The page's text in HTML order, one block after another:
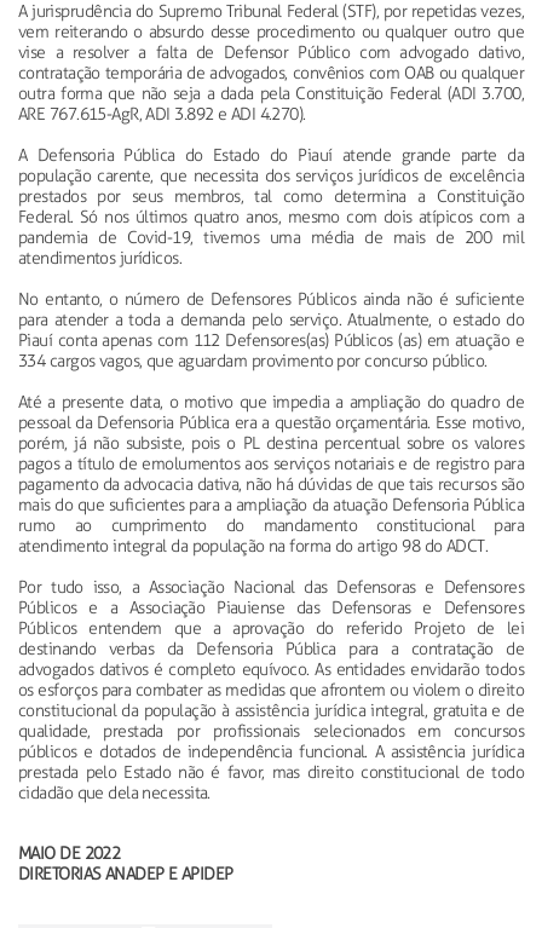
A jurisprudência do Supremo Tribunal Federal (STF), por repetidas vezes,
vem reiterando o absurdo desse procedimento ou qualquer outro que
vise a resolver a falta de Defensor Público com advogado dativo,
contratação temporária de advogados, convênios com OAB ou qualquer
outra forma que não seja a dada pela Constituição Federal (ADI 3.700,
ARE 767.615-AgR, ADI 3.892 e ADI 4.270).
A Defensoria Pública do Estado do Piauí atende grande parte da
população carente, que necessita dos serviços jurídicos de excelência
prestados por seus membros, tal como determina a Constituição
Federal. Só nos últimos quatro anos, mesmo com dois atípicos com a
pandemia de Covid-19, tivemos uma média de mais de 200 mil
atendimentos jurídicos.
No entanto, o número de Defensores Públicos ainda não é suficiente
para atender a toda a demanda pelo serviço. Atualmente, o estado do
Piauí conta apenas com 112 Defensores(as) Públicos (as) em atuação e
334 cargos vagos, que aguardam provimento por concurso público.
Até a presente data, o motivo que impedia a ampliação do quadro de
pessoal da Defensoria Pública era a questão orçamentária. Esse motivo,
porém, já não subsiste, pois o PL destina percentual sobre os valores
pagos a título de emolumentos aos serviços notariais e de registro para
pagamento da advocacia dativa, não há dúvidas de que tais recursos são
mais do que suficientes para a ampliação da atuação Defensoria Pública
rumo ao cumprimento do mandamento constitucional para
atendimento integral da população na forma do artigo 98 do ADCT.
Por tudo isso, a Associação Nacional das Defensoras e Defensores
Públicos e a Associação Piauiense das Defensoras e Defensores
Públicos entendem que a aprovação do referido Projeto de lei
destinando verbas da Defensoria Pública para a contratação de
advogados dativos é completo equívoco. As entidades envidarão todos
os esforços para combater as medidas que afrontem ou violem o direito
constitucional da população à assistência jurídica integral, gratuita e de
qualidade, prestada por profissionais selecionados em concursos
públicos e dotados de independência funcional. A assistência jurídica
prestada pelo Estado não é favor, mas direito constitucional de todo
cidadão que dela necessita.
MAIO DE 2022
DIRETORIAS ANADEP E APIDEP